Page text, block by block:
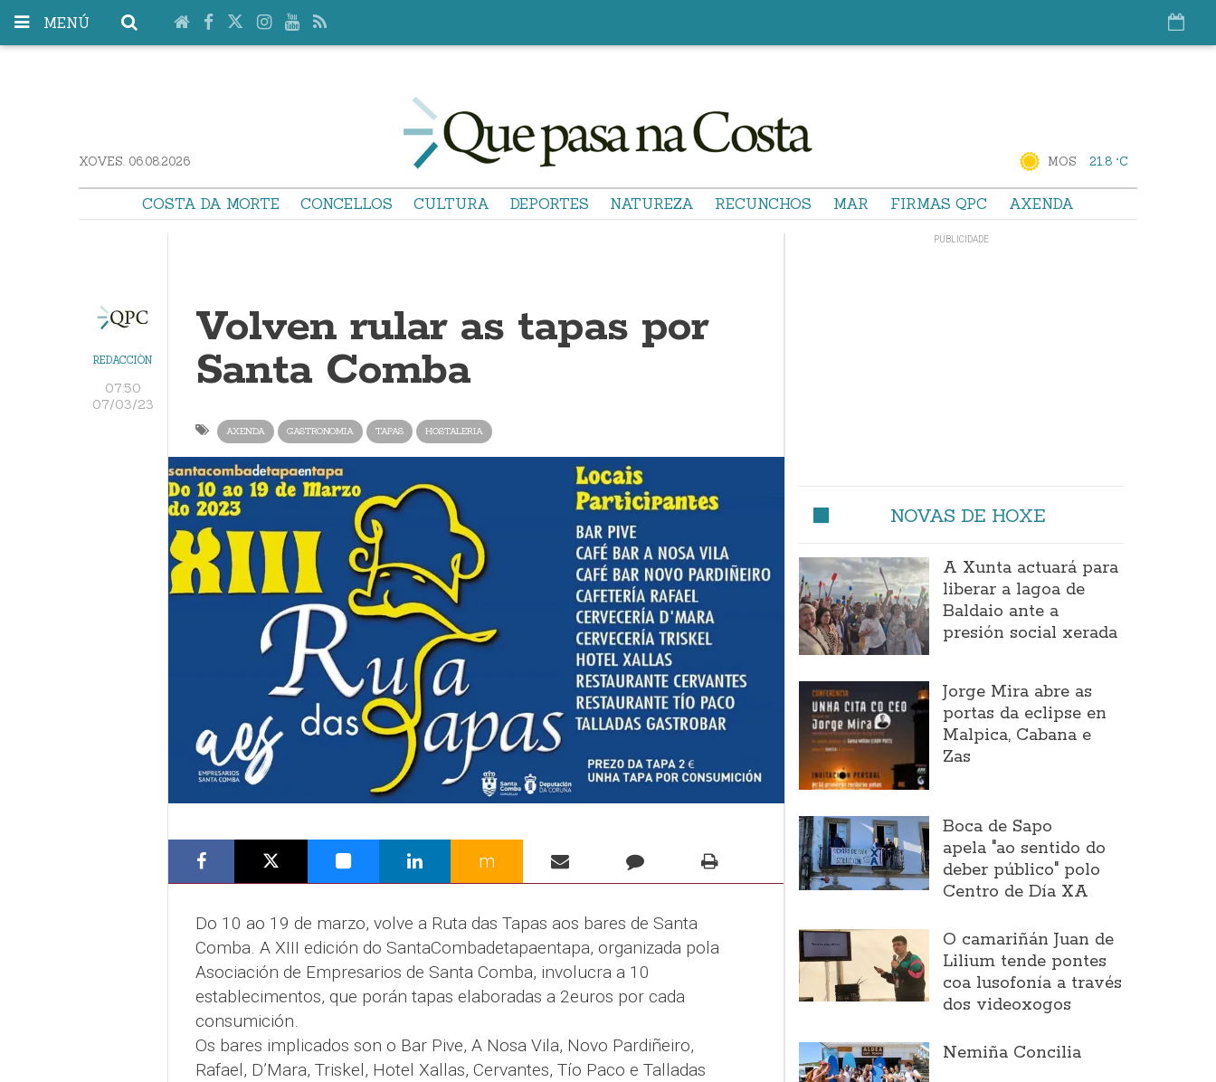
MENÚ
XOVES. 06.08.2026 MOS 21.8 °C
COSTA DA MORTE CONCELLOS CULTURA DEPORTES NATUREZA RECUNCHOS MAR FIRMAS QPC AXENDA
REDACCIÓN
07:50
07/03/23
Volven rular as tapas por
Santa Comba
AXENDA GASTRONOMIA TAPAS HOSTALERIA
m
Do 10 ao 19 de marzo, volve a Ruta das Tapas aos bares de Santa
Comba. A XIII edición do SantaCombadetapaentapa, organizada pola
Asociación de Empresarios de Santa Comba, involucra a 10
establecimentos, que porán tapas elaboradas a 2euros por cada
consumición.
Os bares implicados son o Bar Pive, A Nosa Vila, Novo Pardiñeiro,
Rafael, D’Mara, Triskel, Hotel Xallas, Cervantes, Tío Paco e Talladas
NOVAS DE HOXE
A Xunta actuará para
liberar a lagoa de
Baldaio ante a
presión social xerada
Jorge Mira abre as
portas da eclipse en
Malpica, Cabana e
Zas
Boca de Sapo
apela "ao sentido do
deber público" polo
Centro de Día XA
O camariñán Juan de
Lilium tende pontes
coa lusofonía a través
dos videoxogos
Nemiña Concilia